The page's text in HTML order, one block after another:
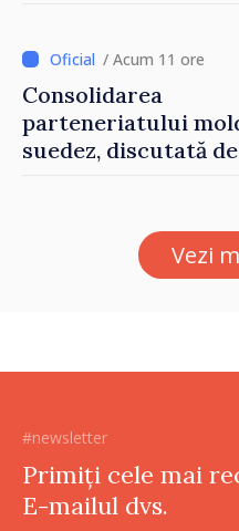
/ Acum 11 ore
Consolidarea
parteneriatului
suedez, discutată
Petra Lärke
Vezi
#newsletter
Primiți cele mai
E-mailul dvs.